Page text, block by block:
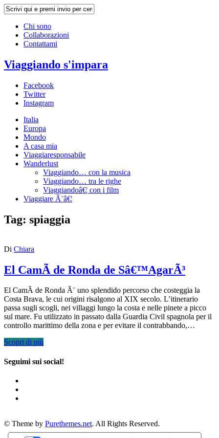
Chi sono
Collaborazioni
Contattami
Viaggiando s'impara
Facebook
Twitter
Instagram
Italia
Europa
Mondo
A casa mia
Viaggiaresponsabile
Wanderlust
Viaggiando… con la musica
Viaggiando… tra le righe
Viaggiandoâ€¦ con i film
Viaggiare Ã¨â€¦
Tag: spiaggia
Di Chiara
El CamÃ­ de Ronda de Sâ€™AgarÃ³
El CamÃ­ de Ronda Ã¨ uno splendido percorso che costeggia la
Costa Brava, le cui origini risalgono al XIX secolo. L’itinerario
passa sugli scogli, nei villaggi lungo la costa e nelle pinete a picco
sul mare. Fu utilizzato in passato dalla Guardia Civil spagnola per il
controllo marittimo della zona e per evitare il contrabbando,…
Scopri di più
Seguimi sui social!
© Theme by Purethemes.net. All Rights Reserved.